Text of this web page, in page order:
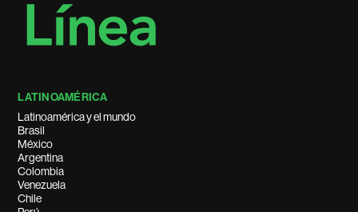
LATINOAMÉRICA
Latinoamérica y el mundo
Brasil
México
Argentina
Colombia
Venezuela
Chile